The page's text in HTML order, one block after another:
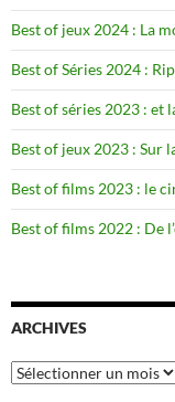
Best of jeux 2024 : La
Best of Séries 2024 :
Best of séries 2023 : et
Best of jeux 2023 : Sur
Best of films 2023 : le
Best of films 2022 : De
ARCHIVES
Archives